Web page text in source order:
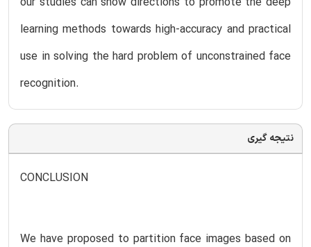
learning methods towards high-accuracy and practical
use in solving the hard problem of unconstrained face
recognition.
نتیجه گیری
CONCLUSION
We have proposed to partition face images based on